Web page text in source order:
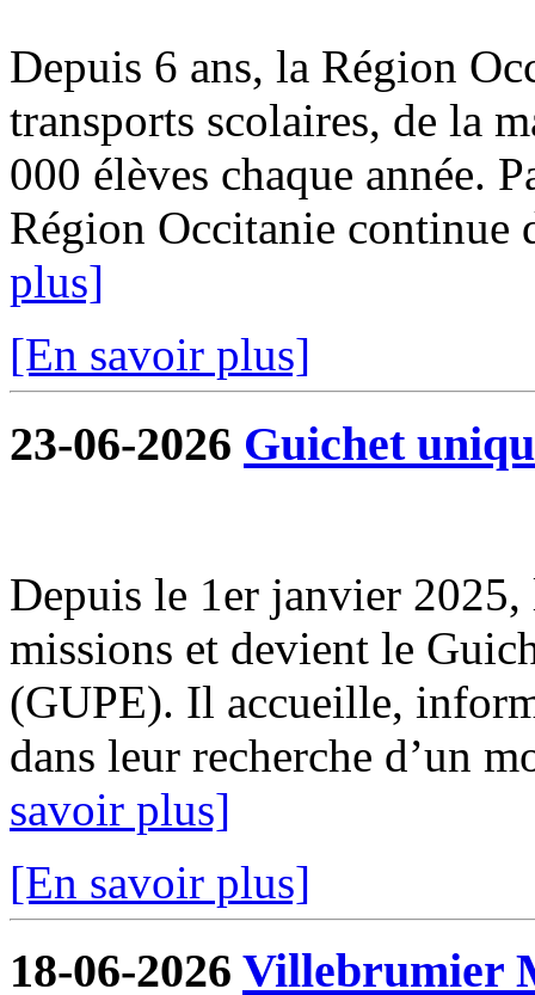
Depuis 6 ans, la Région
transports scolaires, de la
000 élèves chaque année.
Région Occitanie continue
plus]
[En savoir plus]
23-06-2026 Guichet
Depuis le 1er janvier 2025,
missions et devient le
(GUPE). Il accueille,
dans leur recherche d’un
savoir plus]
[En savoir plus]
18-06-2026 Villebrumier